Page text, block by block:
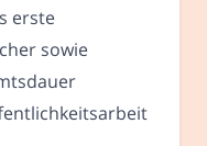
erste
sowie